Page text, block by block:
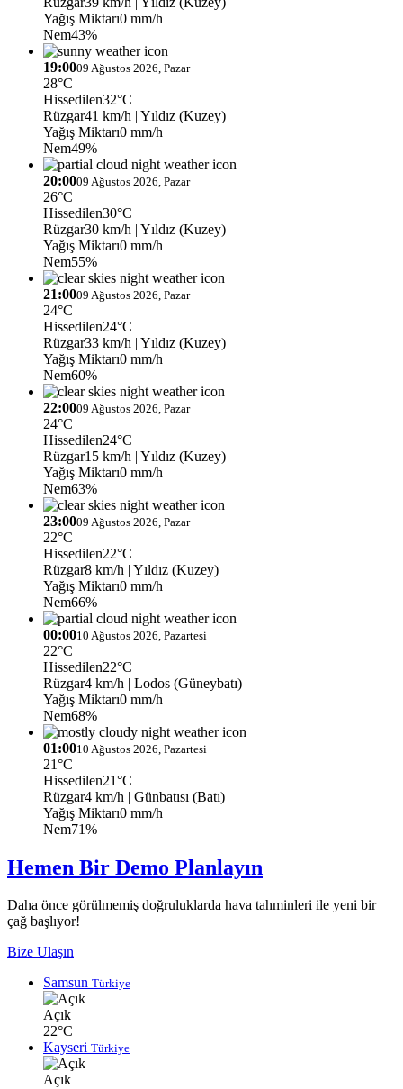
Yağış Miktarı0 mm/h
Nem43%
19:0009 Ağustos 2026, Pazar
28°C
Hissedilen32°C
Rüzgar41 km/h | Yıldız (Kuzey)
Yağış Miktarı0 mm/h
Nem49%
20:0009 Ağustos 2026, Pazar
26°C
Hissedilen30°C
Rüzgar30 km/h | Yıldız (Kuzey)
Yağış Miktarı0 mm/h
Nem55%
21:0009 Ağustos 2026, Pazar
24°C
Hissedilen24°C
Rüzgar33 km/h | Yıldız (Kuzey)
Yağış Miktarı0 mm/h
Nem60%
22:0009 Ağustos 2026, Pazar
24°C
Hissedilen24°C
Rüzgar15 km/h | Yıldız (Kuzey)
Yağış Miktarı0 mm/h
Nem63%
23:0009 Ağustos 2026, Pazar
22°C
Hissedilen22°C
Rüzgar8 km/h | Yıldız (Kuzey)
Yağış Miktarı0 mm/h
Nem66%
00:0010 Ağustos 2026, Pazartesi
22°C
Hissedilen22°C
Rüzgar4 km/h | Lodos (Güneybatı)
Yağış Miktarı0 mm/h
Nem68%
01:0010 Ağustos 2026, Pazartesi
21°C
Hissedilen21°C
Rüzgar4 km/h | Günbatısı (Batı)
Yağış Miktarı0 mm/h
Nem71%
Hemen Bir Demo Planlayın
Daha önce görülmemiş doğruluklarda hava tahminleri ile yeni bir
çağ başlıyor!
Bize Ulaşın
Samsun Türkiye
Açık
22°C
Kayseri Türkiye
Açık